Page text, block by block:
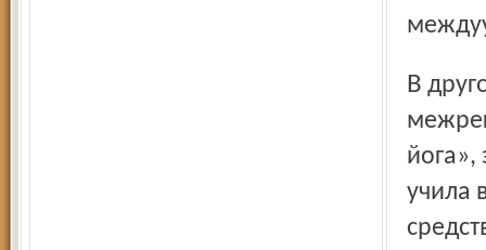
В другом мастер-классе лидер Ярославского филиала
учила